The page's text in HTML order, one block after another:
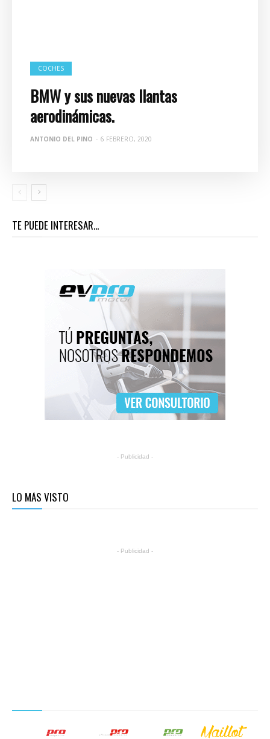
COCHES
BMW y sus nuevas llantas
aerodinámicas.
ANTONIO DEL PINO - 6 FEBRERO, 2020
TE PUEDE INTERESAR...
- Publicidad -
LO MÁS VISTO
- Publicidad -